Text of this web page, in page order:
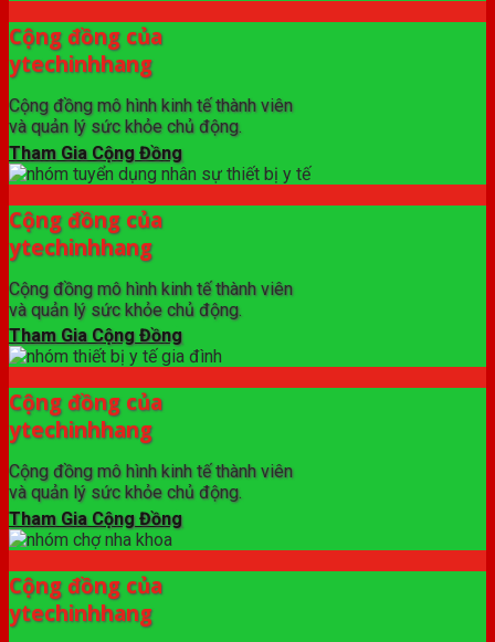
Cộng đồng của
ytechinhhang
Cộng đồng mô hình kinh tế thành viên
và quản lý sức khỏe chủ động.
Tham Gia Cộng Đồng
Cộng đồng của
ytechinhhang
Cộng đồng mô hình kinh tế thành viên
và quản lý sức khỏe chủ động.
Tham Gia Cộng Đồng
Cộng đồng của
ytechinhhang
Cộng đồng mô hình kinh tế thành viên
và quản lý sức khỏe chủ động.
Tham Gia Cộng Đồng
Cộng đồng của
ytechinhhang